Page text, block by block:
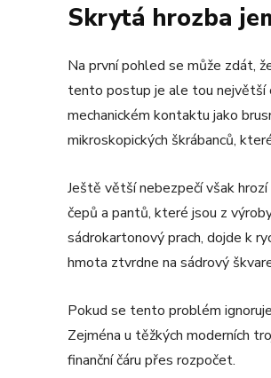
Skrytá hrozba
Na první pohled se může zdát,
tento postup je ale tou největší
mechanickém kontaktu jako
mikroskopických škrábanců,
Ještě větší nebezpečí však
čepů a pantů, které jsou z
sádrokartonový prach, dojde k
hmota ztvrdne na sádrový
Pokud se tento problém
Zejména u těžkých moderních
finanční čáru přes rozpočet.